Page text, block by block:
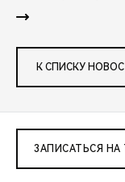
К СПИСКУ
ЗАПИСАТЬСЯ НА